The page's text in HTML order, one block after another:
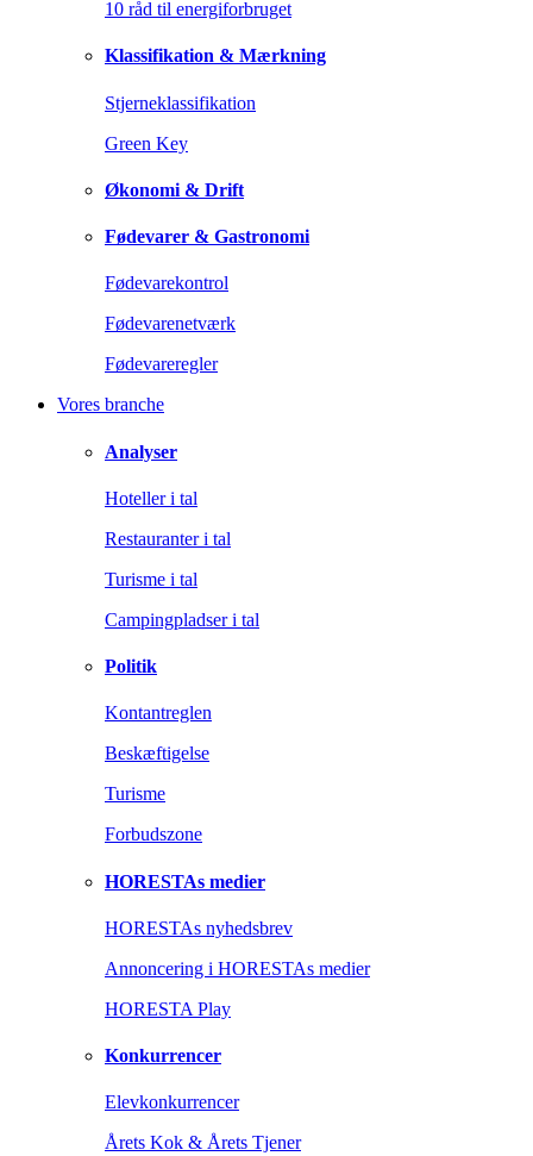
10 råd til energiforbruget
Klassifikation & Mærkning
Stjerneklassifikation
Green Key
Økonomi & Drift
Fødevarer & Gastronomi
Fødevarekontrol
Fødevarenetværk
Fødevareregler
Vores branche
Analyser
Hoteller i tal
Restauranter i tal
Turisme i tal
Campingpladser i tal
Politik
Kontantreglen
Beskæftigelse
Turisme
Forbudszone
HORESTAs medier
HORESTAs nyhedsbrev
Annoncering i HORESTAs medier
HORESTA Play
Konkurrencer
Elevkonkurrencer
Årets Kok & Årets Tjener